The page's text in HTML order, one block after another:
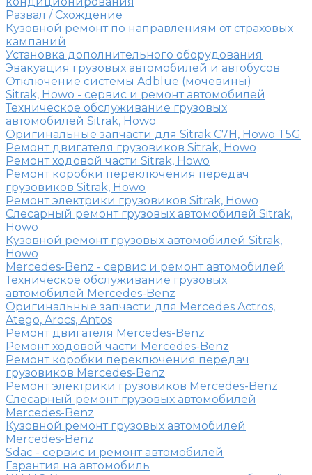
Развал / Схождение
Кузовной ремонт по направлениям от страховых
кампаний
Установка дополнительного оборудования
Эвакуация грузовых автомобилей и автобусов
Отключение системы Adblue (мочевины)
Sitrak, Howo - сервис и ремонт автомобилей
Техническое обслуживание грузовых
автомобилей Sitrak, Howo
Оригинальные запчасти для Sitrak C7H, Howo T5G
Ремонт двигателя грузовиков Sitrak, Howo
Ремонт ходовой части Sitrak, Howo
Ремонт коробки переключения передач
грузовиков Sitrak, Howo
Ремонт электрики грузовиков Sitrak, Howo
Слесарный ремонт грузовых автомобилей Sitrak,
Howo
Кузовной ремонт грузовых автомобилей Sitrak,
Howo
Mercedes-Benz - сервис и ремонт автомобилей
Техническое обслуживание грузовых
автомобилей Mercedes-Benz
Оригинальные запчасти для Mercedes Actros,
Atego, Arocs, Antos
Ремонт двигателя Mercedes-Benz
Ремонт ходовой части Mercedes-Benz
Ремонт коробки переключения передач
грузовиков Mercedes-Benz
Ремонт электрики грузовиков Mercedes-Benz
Слесарный ремонт грузовых автомобилей
Mercedes-Benz
Кузовной ремонт грузовых автомобилей
Mercedes-Benz
Sdac - сервис и ремонт автомобилей
Гарантия на автомобиль